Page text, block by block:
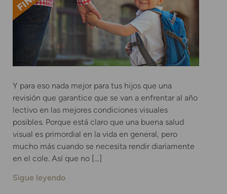
Y para eso nada mejor para tus hijos que una
revisión que garantice que se van a enfrentar al año
lectivo en las mejores condiciones visuales
posibles. Porque está claro que una buena salud
visual es primordial en la vida en general, pero
mucho más cuando se necesita rendir diariamente
en el cole. Así que no […]
Sigue leyendo